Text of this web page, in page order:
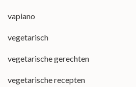
vapiano
vegetarisch
vegetarische gerechten
vegetarische recepten